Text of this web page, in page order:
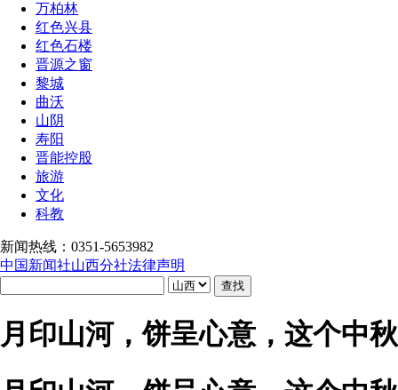
万柏林
红色兴县
红色石楼
晋源之窗
黎城
曲沃
山阴
寿阳
晋能控股
旅游
文化
科教
新闻热线：0351-5653982
中国新闻社山西分社法律声明
月印山河，饼呈心意，这个中